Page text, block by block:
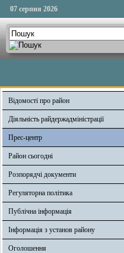
07 серпня 2026
Відомості про район
Діяльність райдержадміністрації
Прес-центр
Район сьогодні
Розпорядчі документи
Регуляторна політика
Публічна інформація
Інформація з установ району
Оголошення